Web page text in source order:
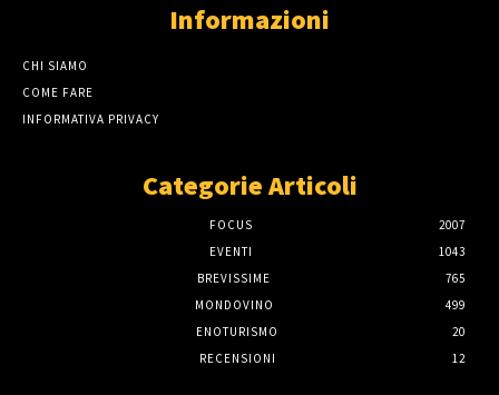
Informazioni
CHI SIAMO
COME FARE
INFORMATIVA PRIVACY
Categorie Articoli
FOCUS
2007
EVENTI
1043
BREVISSIME
765
MONDOVINO
499
ENOTURISMO
20
RECENSIONI
12